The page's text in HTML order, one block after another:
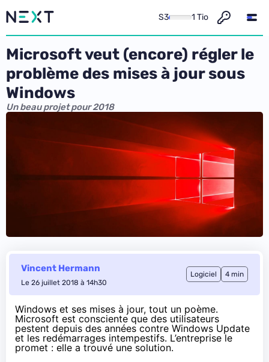
S3 1 Tio
Microsoft veut (encore) régler le
problème des mises à jour sous
Windows
Un beau projet pour 2018
Vincent Hermann
Le 26 juillet 2018 à 14h30
Logiciel 4 min
Windows et ses mises à jour, tout un poème.
Microsoft est consciente que des utilisateurs
pestent depuis des années contre Windows Update
et les redémarrages intempestifs. L’entreprise le
promet : elle a trouvé une solution.